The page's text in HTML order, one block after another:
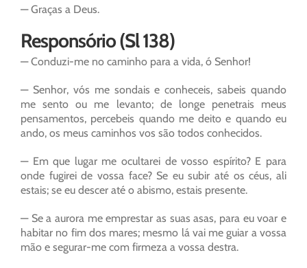
— Graças a Deus.
Responsório (Sl 138)
— Conduzi-me no caminho para a vida, ó Senhor!
— Senhor, vós me sondais e conheceis, sabeis quando
me sento ou me levanto; de longe penetrais meus
pensamentos, percebeis quando me deito e quando eu
ando, os meus caminhos vos são todos conhecidos.
— Em que lugar me ocultarei de vosso espírito? E para
onde fugirei de vossa face? Se eu subir até os céus, ali
estais; se eu descer até o abismo, estais presente.
— Se a aurora me emprestar as suas asas, para eu voar e
habitar no fim dos mares; mesmo lá vai me guiar a vossa
mão e segurar-me com firmeza a vossa destra.